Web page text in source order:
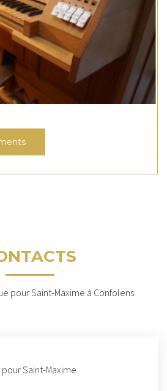
pour Saint-Maxime à Confolens
Saint-Maxime